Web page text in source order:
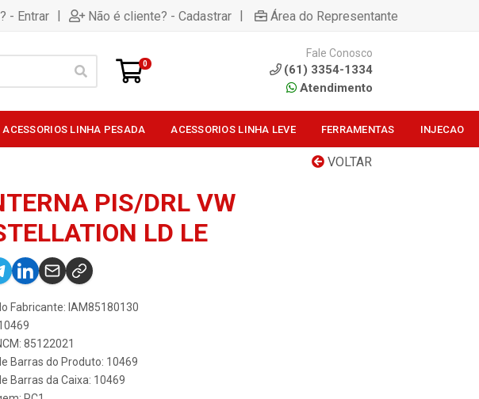
- Entrar | Não é cliente? - Cadastrar | Área do Representante
0
Fale Conosco
(61) 3354-1334
Atendimento
ACESSORIOS LINHA PESADA ACESSORIOS LINHA LEVE FERRAMENTAS INJECAO
VOLTAR
PIS/DRL VW
LD LE
Fabricante: IAM85180130
85122021
Barras do Produto: 10469
Barras da Caixa: 10469